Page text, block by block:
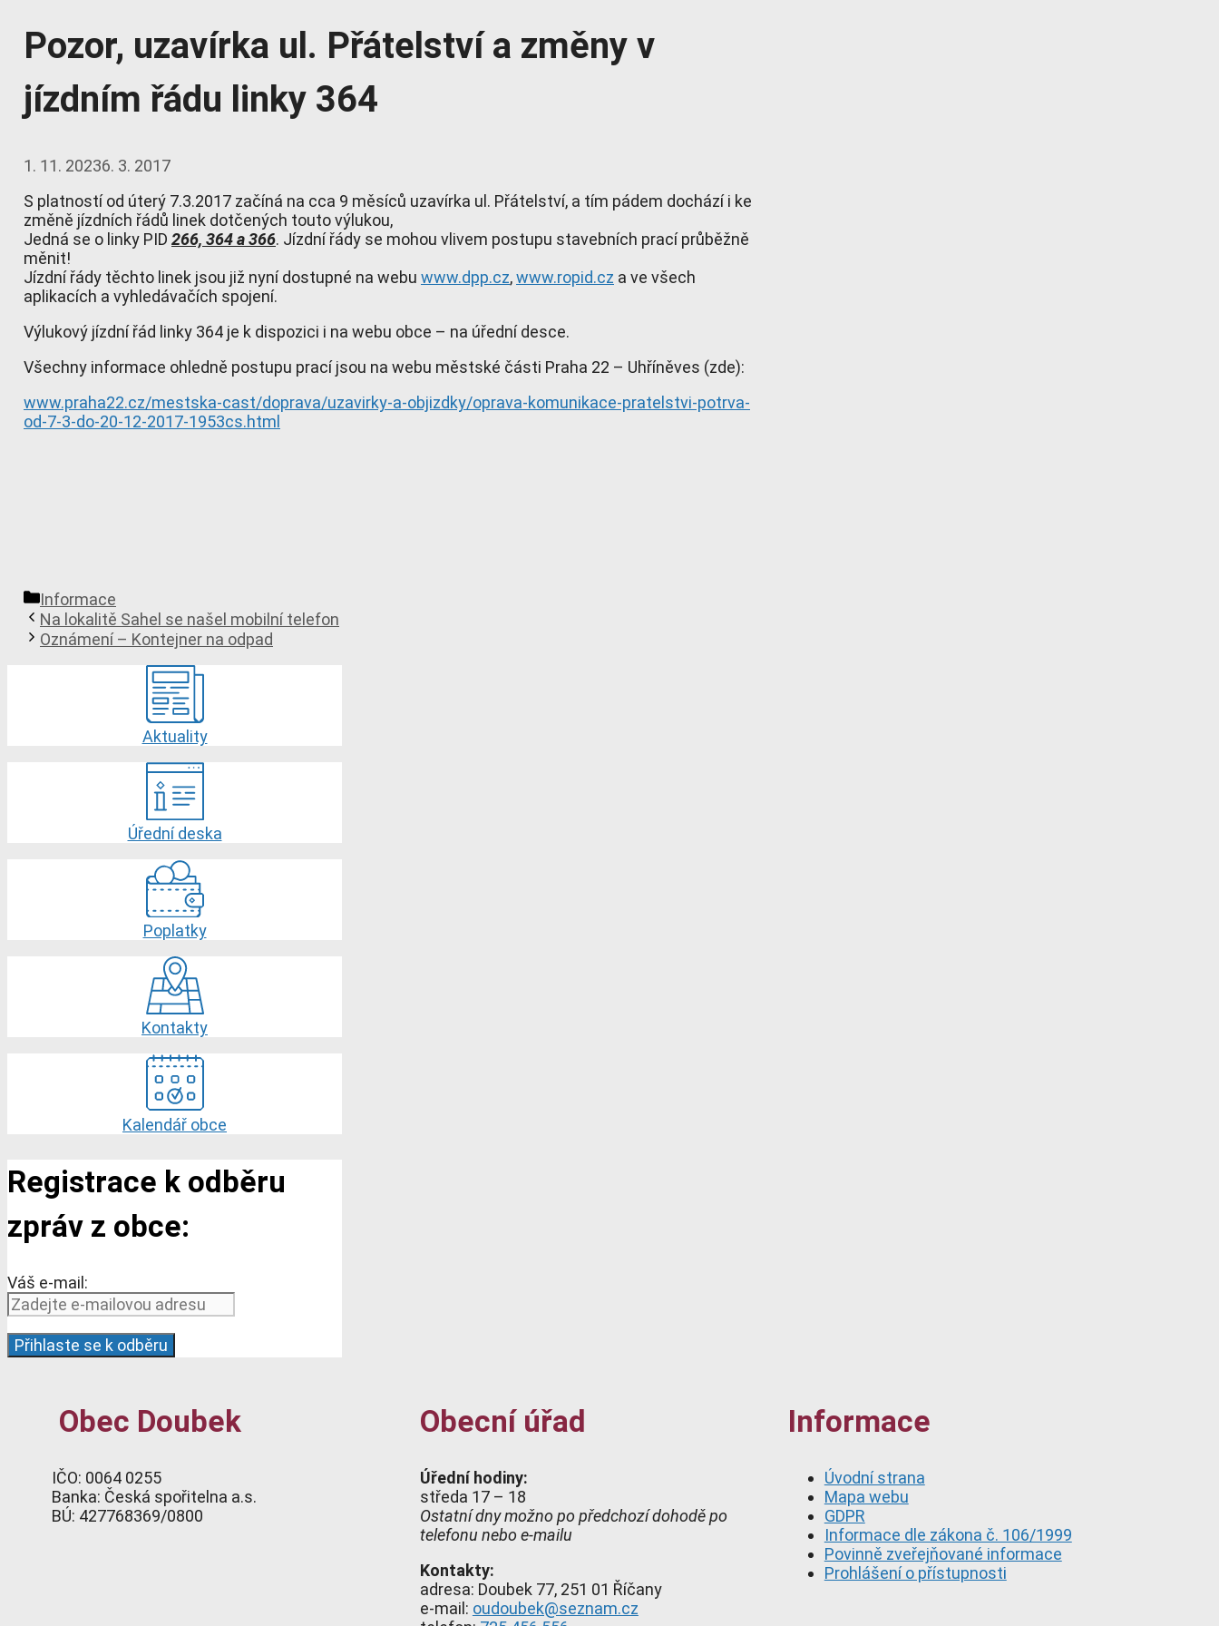
Pozor, uzavírka ul. Přátelství a změny v
jízdním řádu linky 364
1. 11. 20236. 3. 2017
S platností od úterý 7.3.2017 začíná na cca 9 měsíců uzavírka ul. Přátelství, a tím pádem dochází i ke
změně jízdních řádů linek dotčených touto výlukou,
Jedná se o linky PID 266, 364 a 366. Jízdní řády se mohou vlivem postupu stavebních prací průběžně
měnit!
Jízdní řády těchto linek jsou již nyní dostupné na webu www.dpp.cz,www.ropid.cz a ve všech
aplikacích a vyhledávačích spojení.
Výlukový jízdní řád linky 364 je k dispozici i na webu obce – na úřední desce.
Všechny informace ohledně postupu prací jsou na webu městské části Praha 22 – Uhříněves (zde):
www.praha22.cz/mestska-cast/doprava/uzavirky-a-objizdky/oprava-komunikace-pratelstvi-potrva-
od-7-3-do-20-12-2017-1953cs.html
Rubriky
Informace
Na lokalitě Sahel se našel mobilní telefon
Oznámení – Kontejner na odpad
Aktuality
Úřední deska
Poplatky
Kontakty
Kalendář obce
Registrace k odběru
zpráv z obce:
Váš e-mail:
Obec Doubek
IČO: 0064 0255
Banka: Česká spořitelna a.s.
BÚ: 427768369/0800
Obecní úřad
Úřední hodiny:
středa 17 – 18
Ostatní dny možno po předchozí dohodě po
telefonu nebo e-mailu
Kontakty:
adresa: Doubek 77, 251 01 Říčany
e-mail: oudoubek@seznam.cz
Informace
Úvodní strana
Mapa webu
GDPR
Informace dle zákona č. 106/1999
Povinně zveřejňované informace
Prohlášení o přístupnosti